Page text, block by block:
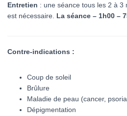
Entretien : une séance tous les 2 à 3
est nécessaire. La séance – 1h00 –
Contre-indications :
Coup de soleil
Brûlure
Maladie de peau (cancer,
Dépigmentation